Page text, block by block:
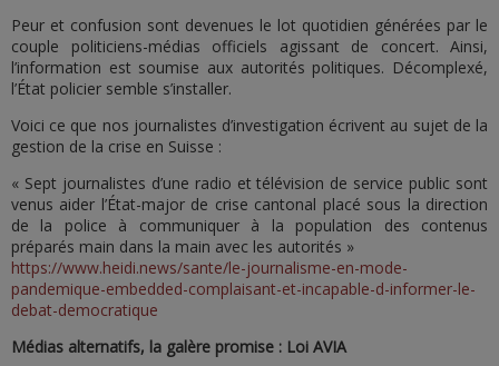
Peur et confusion sont devenues le lot quotidien générées par le
couple politiciens-médias officiels agissant de concert. Ainsi,
l’information est soumise aux autorités politiques. Décomplexé,
l’État policier semble s’installer.
Voici ce que nos journalistes d’investigation écrivent au sujet de la
gestion de la crise en Suisse :
« Sept journalistes d’une radio et télévision de service public sont
venus aider l’État-major de crise cantonal placé sous la direction
de la police à communiquer à la population des contenus
préparés main dans la main avec les autorités »
https://www.heidi.news/sante/le-journalisme-en-mode-
pandemique-embedded-complaisant-et-incapable-d-informer-le-
debat-democratique
Médias alternatifs, la galère promise : Loi AVIA